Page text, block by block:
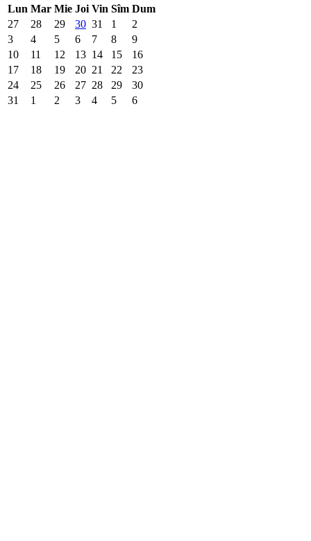
Lun Mar Mie Joi Vin Sîm Dum
27
28 29 30 31 1
2
3
4 5 6 7 8
9
10
11 12 13 14 15
16
17
18 19 20 21 22
23
24
25 26 27 28 29
30
31
1 2 3 4 5 6